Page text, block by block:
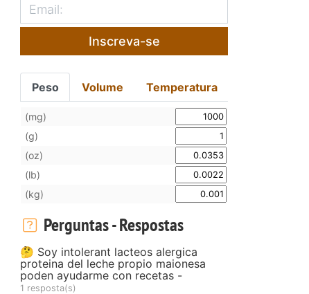
Inscreva-se
Peso Volume Temperatura
(mg)
(g)
(oz)
(lb)
(kg)
Perguntas - Respostas
🤔 Soy intolerant lacteos alergica
proteina del leche propio maionesa
poden ayudarme con recetas -
1 resposta(s)